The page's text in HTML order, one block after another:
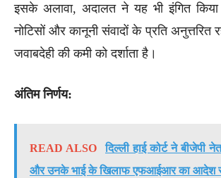
इसके अलावा, अदालत ने यह भी इंगित
नोटिसों और कानूनी संवादों के प्रति अनुत्तरित
जवाबदेही की कमी को दर्शाता है।
अंतिम निर्णय:
READ ALSO
दिल्ली हाई कोर्ट ने बीजेपी
और उनके भाई के खिलाफ एफआईआर का आदेश